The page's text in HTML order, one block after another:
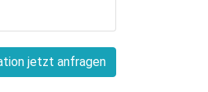
jetzt anfragen